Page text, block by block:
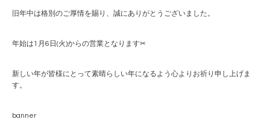
旧年中は格別のご厚情を賜り、誠にありがとうございました。
年始は1月6日(火)からの営業となります✂︎
新しい年が皆様にとって素晴らしい年になるよう心よりお祈り申し上げま
す。
banner